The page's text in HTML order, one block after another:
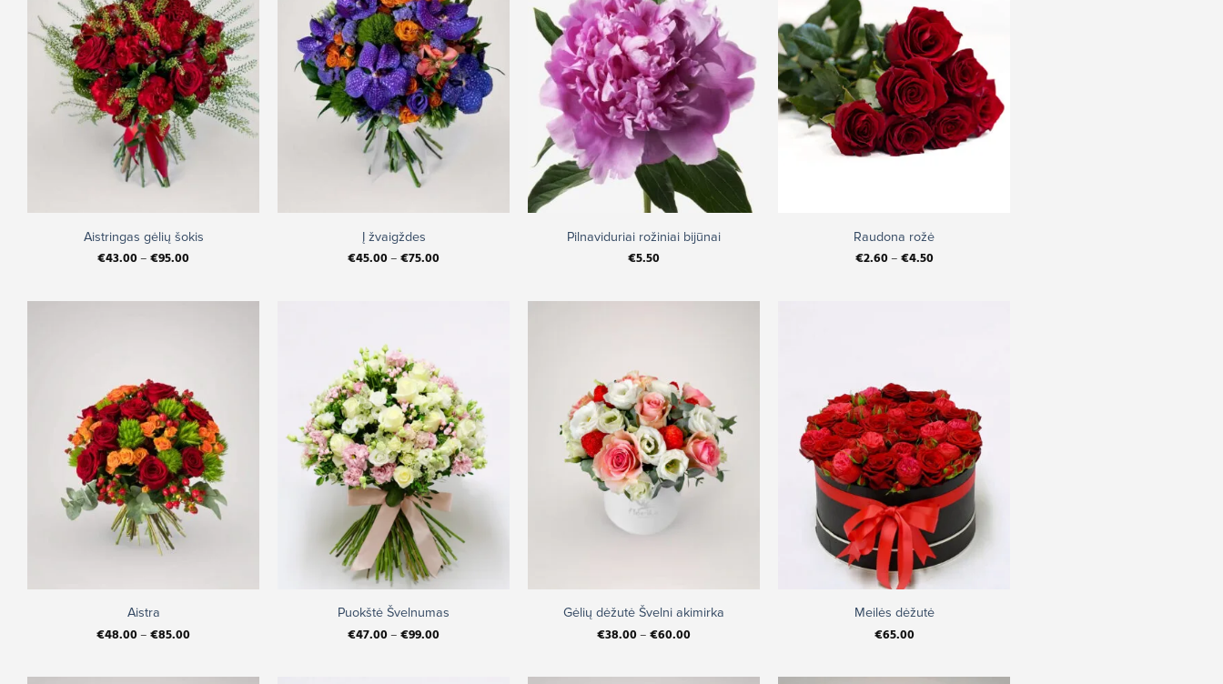
+
Aistringas gėlių šokis
€43.00– €95.00
+
Į žvaigždes
€45.00– €75.00
Pilnaviduriai rožiniai bijūnai
€5.50
Raudona rožė
€2.60– €4.50
+
Aistra
€48.00– €85.00
Puokštė Švelnumas
€47.00– €99.00
+
Gėlių dėžutė Švelni akimirka
€38.00– €60.00
Meilės dėžutė
€65.00